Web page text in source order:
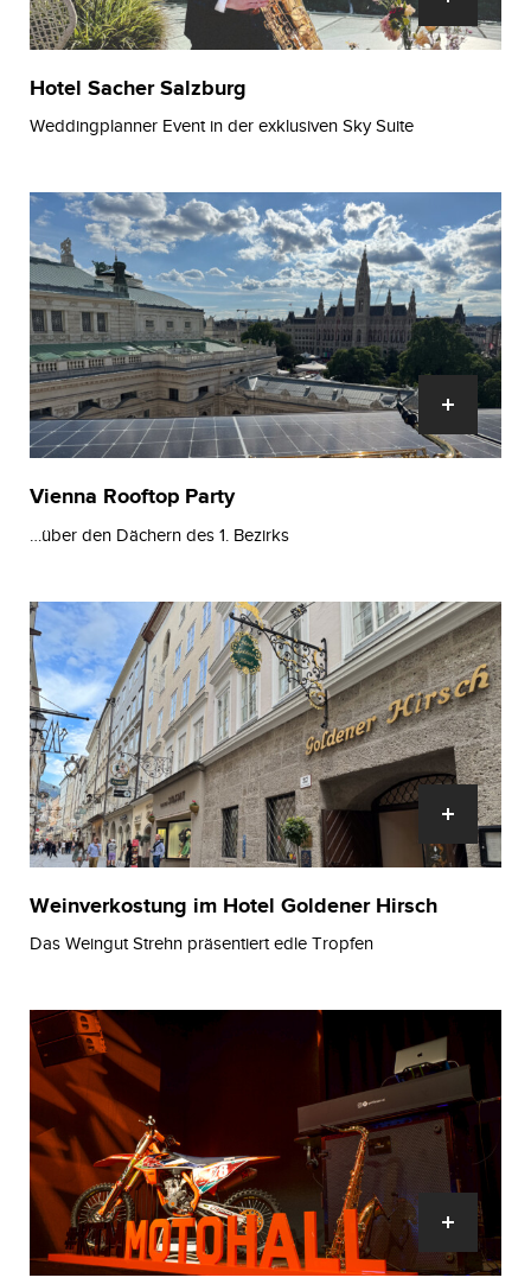
Hotel Sacher Salzburg
Weddingplanner Event in der exklusiven Sky Suite
Vienna Rooftop Party
…über den Dächern des 1. Bezirks
Weinverkostung im Hotel Goldener Hirsch
Das Weingut Strehn präsentiert edle Tropfen